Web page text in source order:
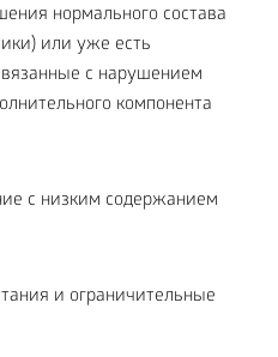
нормального состава
или уже есть
с нарушением
компонента
с низким содержанием
и ограничительные